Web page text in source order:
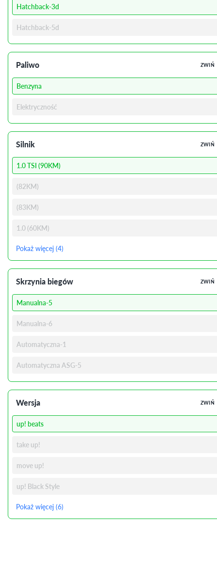
Hatchback-3d
Hatchback-5d
Paliwo ZWIŃ
Benzyna
Elektryczność
Silnik ZWIŃ
1.0 TSI (90KM)
(82KM)
(83KM)
1.0 (60KM)
Pokaż więcej (4)
Skrzynia biegów ZWIŃ
Manualna-5
Manualna-6
Automatyczna-1
Automatyczna ASG-5
Wersja ZWIŃ
up! beats
take up!
move up!
up! Black Style
Pokaż więcej (6)